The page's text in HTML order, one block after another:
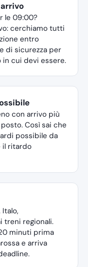
le 09:00?
cerchiamo tutti
entro
di sicurezza per
in cui devi essere.
con arrivo più
Così sai che
possibile da
il ritardo
treni regionali.
minuti prima
e arriva